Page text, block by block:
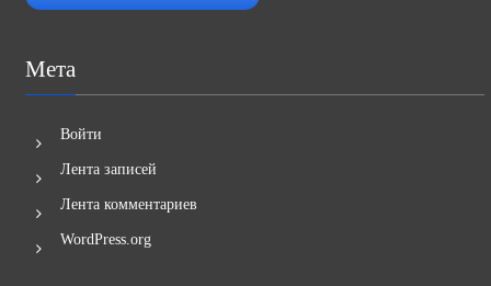
Мета
Войти
Лента записей
Лента комментариев
WordPress.org